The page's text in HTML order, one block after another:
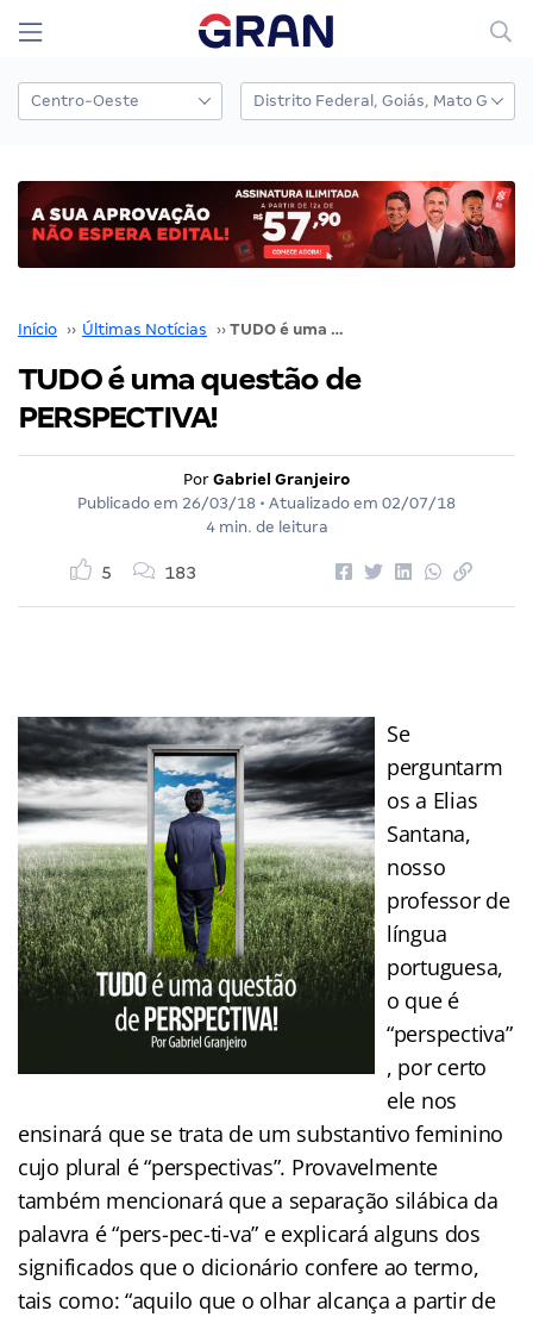
Início ›› Últimas Notícias ›› TUDO é uma questão de PERSPECTIVA!
TUDO é uma questão de
PERSPECTIVA!
Por Gabriel Granjeiro
Publicado em 26/03/18 • Atualizado em 02/07/18
4 min. de leitura
5 183
Se
perguntarm
os a Elias
Santana,
nosso
professor de
língua
portuguesa,
o que é
“perspectiva”
, por certo
ele nos
ensinará que se trata de um substantivo feminino
cujo plural é “perspectivas”. Provavelmente
também mencionará que a separação silábica da
palavra é “pers-pec-ti-va” e explicará alguns dos
significados que o dicionário confere ao termo,
tais como: “aquilo que o olhar alcança a partir de